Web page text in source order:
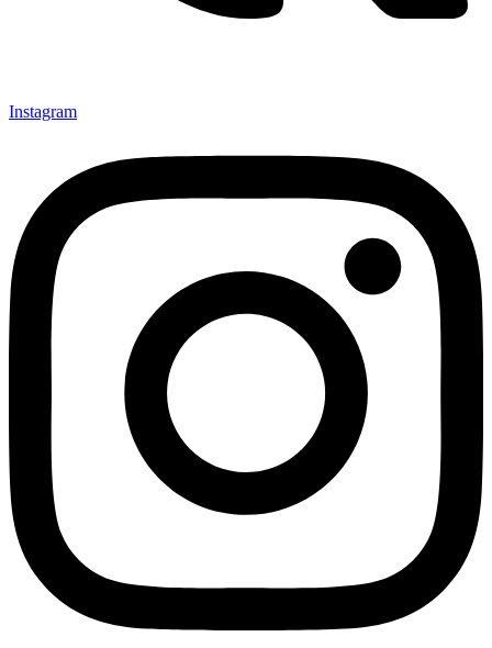
Instagram